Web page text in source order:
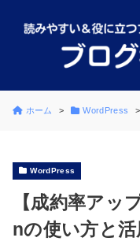
ホーム WordPress
WordPress
【成約率ア
nの使い方と